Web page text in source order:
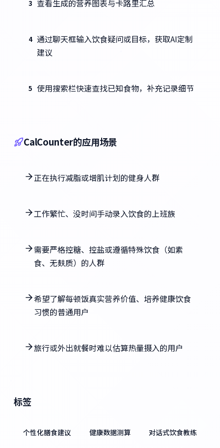
3 查看生成的营养图表与卡路里汇总
4 通过聊天框输入饮食疑问或目标，获取AI定制
建议
5 使用搜索栏快速查找已知食物，补充记录细节
CalCounter的应用场景
正在执行减脂或增肌计划的健身人群
工作繁忙、没时间手动录入饮食的上班族
需要严格控糖、控盐或遵循特殊饮食（如素
食、无麸质）的人群
希望了解每顿饭真实营养价值、培养健康饮食
习惯的普通用户
旅行或外出就餐时难以估算热量摄入的用户
标签
个性化膳食建议 健康数据测算
对话式饮食教练